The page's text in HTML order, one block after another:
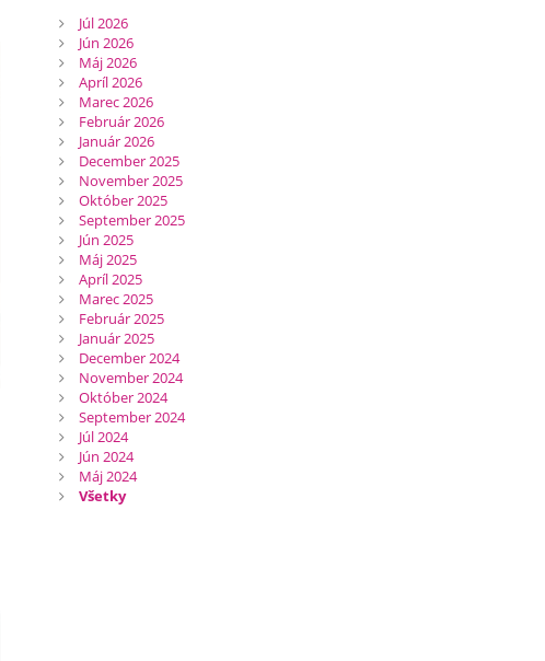
Júl 2026
Jún 2026
Máj 2026
Apríl 2026
Marec 2026
Február 2026
Január 2026
December 2025
November 2025
Október 2025
September 2025
Jún 2025
Máj 2025
Apríl 2025
Marec 2025
Február 2025
Január 2025
December 2024
November 2024
Október 2024
September 2024
Júl 2024
Jún 2024
Máj 2024
Všetky